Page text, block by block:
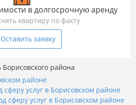
в долгосрочную аренду
квартиру по факту
Оставить заявку
района
районе
услуг в Борисовском районе
сферу услуг в Борисовском районе